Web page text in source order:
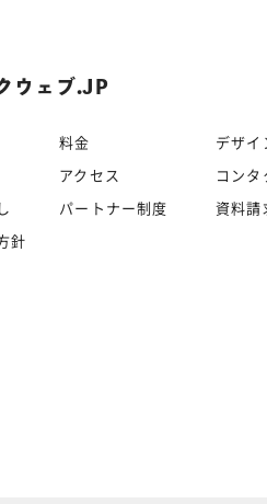
ウェブ.JP
料金
デザイ
アクセス
コンタ
パートナー制度
資料請
針